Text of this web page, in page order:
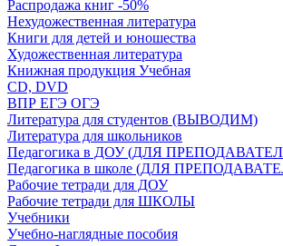
Распродажа книг -50%
Нехудожественная литература
Книги для детей и юношества
Художественная литература
Книжная продукция Учебная
CD, DVD
ВПР ЕГЭ ОГЭ
Литература для студентов (ВЫВОДИМ)
Литература для школьников
Педагогика в ДОУ (ДЛЯ
Педагогика в школе (ДЛЯ
Рабочие тетради для ДОУ
Рабочие тетради для ШКОЛЫ
Учебники
Учебно-наглядные пособия